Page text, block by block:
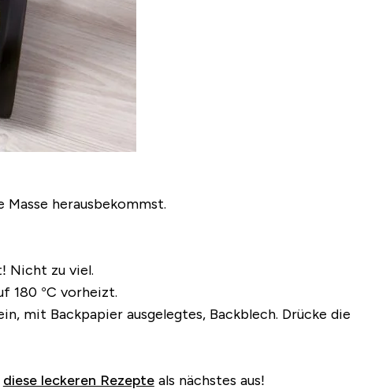
herausbekommst.
Nicht zu viel.
180 °C vorheizt.
mit Backpapier ausgelegtes, Backblech. Drücke die
diese leckeren Rezepteals nächstes aus!